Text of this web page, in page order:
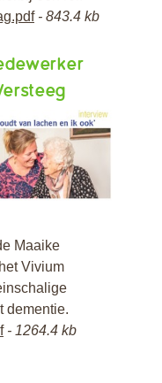
843.4 kb
Maaike
Vivium
dementie.
1264.4 kb